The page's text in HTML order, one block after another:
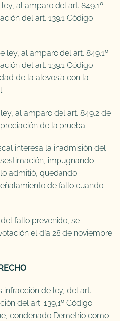
al amparo del art. 849.1º
del art. 139.1 Código
ley, al amparo del art. 849.1º
del art. 139.1 Código
de la alevosía con la
al amparo del art. 849.2 de
de la prueba.
interesa la inadmisión del
impugnando
admitió, quedando
de fallo cuando
fallo prevenido, se
el día 28 de noviembre
infracción de ley, del art.
del art. 139,1º Código
condenado Demetrio como